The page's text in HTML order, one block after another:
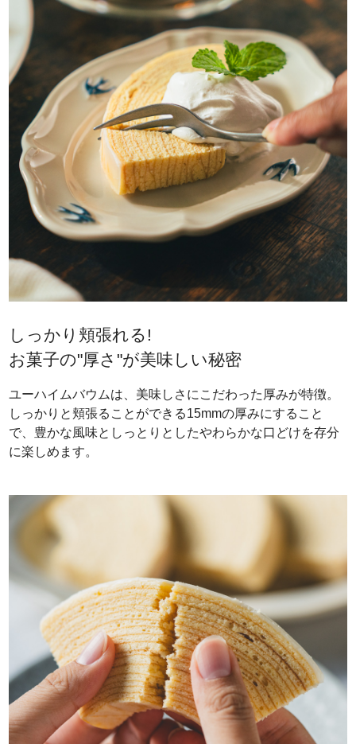
しっかり頬張れる!
お菓子の"厚さ"が美味しい秘密
ユーハイムバウムは、美味しさにこだわった厚みが特徴。
しっかりと頬張ることができる15mmの厚みにすること
で、豊かな風味としっとりとしたやわらかな口どけを存分
に楽しめます。